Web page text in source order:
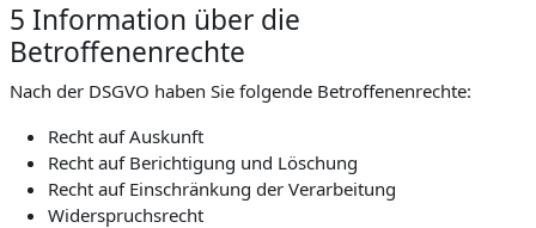
5 Information über die
Betroffenenrechte
Nach der DSGVO haben Sie folgende Betroffenenrechte:
Recht auf Auskunft
Recht auf Berichtigung und Löschung
Recht auf Einschränkung der Verarbeitung
Widerspruchsrecht